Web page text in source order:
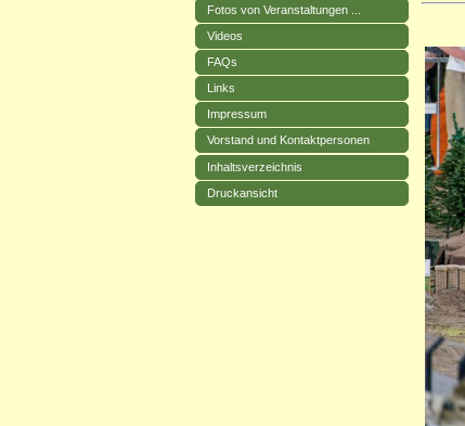
Fotos von Veranstaltungen ...
Videos
FAQs
Links
Impressum
Vorstand und Kontaktpersonen
Inhaltsverzeichnis
Druckansicht